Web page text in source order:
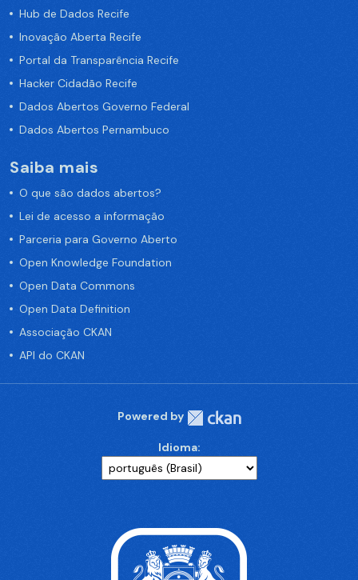
Hub de Dados Recife
Inovação Aberta Recife
Portal da Transparência Recife
Hacker Cidadão Recife
Dados Abertos Governo Federal
Dados Abertos Pernambuco
Saiba mais
O que são dados abertos?
Lei de acesso a informação
Parceria para Governo Aberto
Open Knowledge Foundation
Open Data Commons
Open Data Definition
Associação CKAN
API do CKAN
Powered by
Idioma